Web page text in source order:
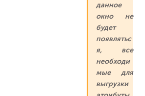
данное
окно не
будет
появлятьс
я, все
необходи
мые для
выгрузки